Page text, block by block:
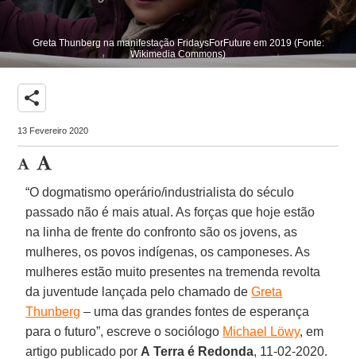
Greta Thunberg na manifestação FridaysForFuture em 2019 (Fonte:
Wikimedia Commons)
share
13 Fevereiro 2020
“O dogmatismo operário/industrialista do século
passado não é mais atual. As forças que hoje estão
na linha de frente do confronto são os jovens, as
mulheres, os povos indígenas, os camponeses. As
mulheres estão muito presentes na tremenda revolta
da juventude lançada pelo chamado deGreta
Thunberg – uma das grandes fontes de esperança
para o futuro”, escreve o sociólogo Michael Löwy, em
artigo publicado por A Terra é Redonda, 11-02-2020.